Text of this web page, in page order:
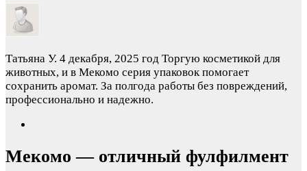
Татьяна У. 4 декабря, 2025 год Торгую косметикой для
животных, и в Мекомо серия упаковок помогает
сохранить аромат. За полгода работы без повреждений,
профессионально и надежно.
Мекомо — отличный фулфилмент